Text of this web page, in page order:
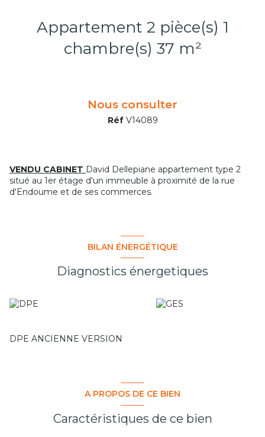
Appartement 2 pièce(s) 1
chambre(s) 37 m²
Nous consulter
Réf V14089
VENDU CABINET David Dellepiane appartement type 2
situé au 1er étage d'un immeuble à proximité de la rue
d'Endoume et de ses commerces.
BILAN ÉNERGÉTIQUE
Diagnostics énergetiques
DPE ANCIENNE VERSION
A PROPOS DE CE BIEN
Caractéristiques de ce bien